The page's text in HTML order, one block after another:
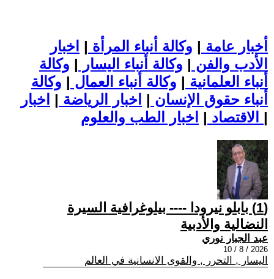
أخبار عامة | وكالة أنباء المرأة | اخبار
الأدب والفن | وكالة أنباء اليسار | وكالة
أنباء العلمانية | وكالة أنباء العمال | وكالة
أنباء حقوق الإنسان | اخبار الرياضة | اخبار
الاقتصاد | |
(1) بابلو نيرودا ---- بيلوغرافية السيرة
النضالية والأدبية
عبد الجبار نوري
2026 / 8 / 10
اليسار , التحرر , والقوى الانسانية في العالم